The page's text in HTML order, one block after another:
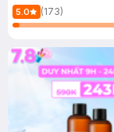
150ml
5.0
(173)